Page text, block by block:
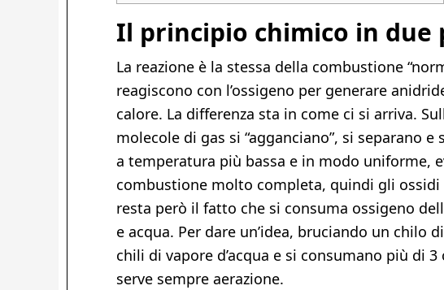
Il principio chimico in due
La reazione è la stessa della combustione
reagiscono con l’ossigeno per generare
calore. La differenza sta in come ci si arriva.
molecole di gas si “agganciano”, si separano e
a temperatura più bassa e in modo uniforme,
combustione molto completa, quindi gli
resta però il fatto che si consuma ossigeno
e acqua. Per dare un’idea, bruciando un chilo
chili di vapore d’acqua e si consumano più di
serve sempre aerazione.